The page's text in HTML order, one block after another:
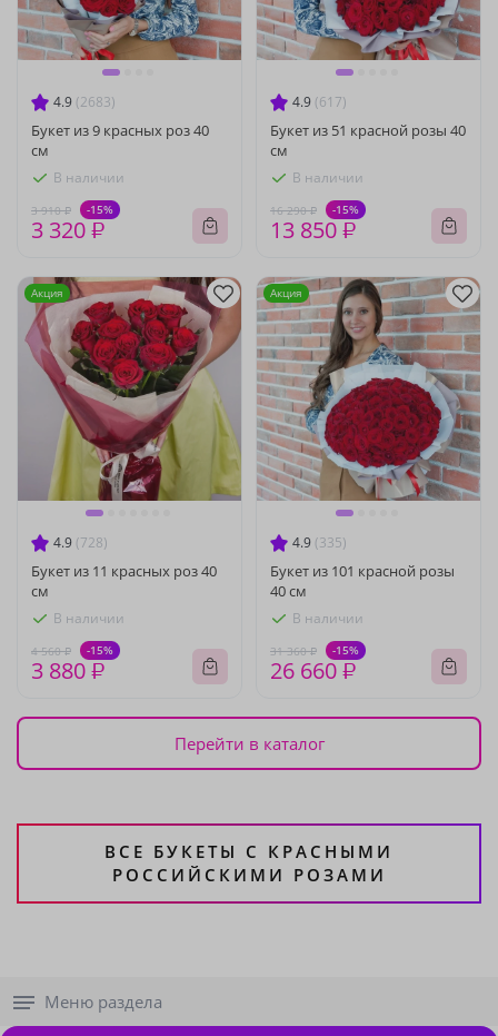
4.9 (2683)
Букет из 9 красных роз 40
см
В наличии
3 910 ₽ -15%
3 320 ₽
4.9 (617)
Букет из 51 красной розы 40
см
В наличии
16 290 ₽ -15%
13 850 ₽
4.9 (728)
Букет из 11 красных роз 40
см
В наличии
4 560 ₽ -15%
3 880 ₽
Акция
4.9 (335)
Букет из 101 красной розы
40 см
В наличии
31 360 ₽ -15%
26 660 ₽
Акция
Перейти в каталог
ВСЕ БУКЕТЫ С КРАСНЫМИ
РОССИЙСКИМИ РОЗАМИ
Меню раздела